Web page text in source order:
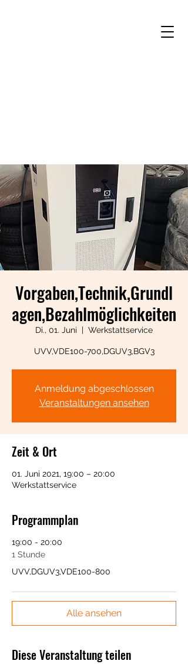
Vorgaben,Technik,Grundl
agen,Bezahlmöglichkeiten
Di., 01. Juni
  |
Werkstattservice
UVV,VDE100-700,DGUV3,BGV3
Anmeldung abgeschlossen
Veranstaltungen ansehen
Zeit & Ort
01. Juni 2021, 19:00 – 20:00
Werkstattservice
Programmplan
19:00 - 20:00
1 Stunde
UVV,DGUV3,VDE100-800
Alle ansehen
Diese Veranstaltung teilen